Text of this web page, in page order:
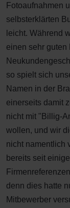
Fotoaufnahmen
selbsterklärten
leicht. Während
einen sehr guten
so spielt sich
Namen in der
einerseits damit
nicht mit "Billig-
wollen, und wir
nicht namentlich
bereits seit
denn dies hatte
Mitbewerber